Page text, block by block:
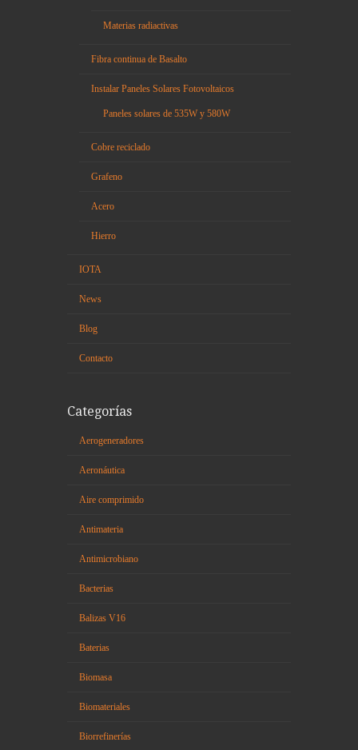
Materias radiactivas
Fibra continua de Basalto
Instalar Paneles Solares Fotovoltaicos
Paneles solares de 535W y 580W
Cobre reciclado
Grafeno
Acero
Hierro
IOTA
News
Blog
Contacto
Categorías
Aerogeneradores
Aeronáutica
Aire comprimido
Antimateria
Antimicrobiano
Bacterias
Balizas V16
Baterias
Biomasa
Biomateriales
Biorrefinerías